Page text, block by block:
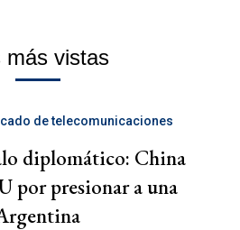
más vistas
de telecomunicaciones
diplomático: China
por presionar a una